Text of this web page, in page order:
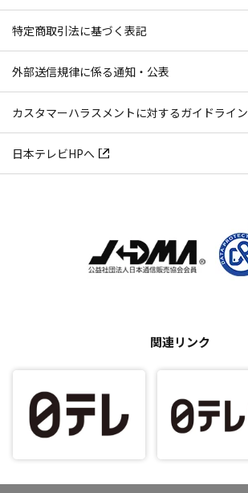
特定商取引法に基づく表記
外部送信規律に係る通知・公表
カスタマーハラスメントに対するガイドライン
日本テレビHPへ
関連リンク